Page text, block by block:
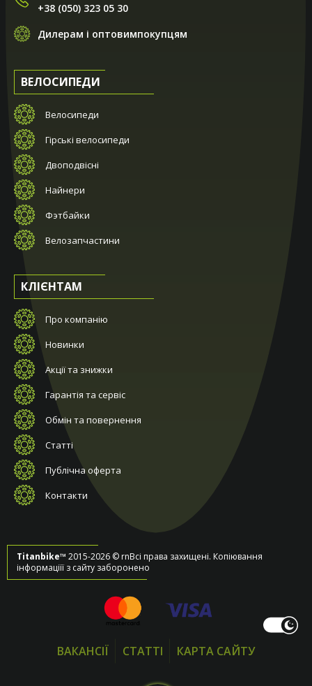
+38 (050) 323 05 30
Дилерам і оптовимпокупцям
ВЕЛОСИПЕДИ
Велосипеди
Гірські велосипеди
Двоподвісні
Найнери
Фэтбайки
Велозапчастини
КЛІЄНТАМ
Про компанію
Новинки
Акції та знижки
Гарантія та сервіс
Обмін та повернення
Статті
Публічна оферта
Контакти
Titanbike™ 2015-2026 © rnВсі права захищені. Копіювання
інформаціїї з сайту заборонено
ВАКАНСІЇ СТАТТІ КАРТА САЙТУ